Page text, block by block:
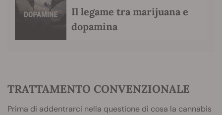
Il legame tra marijuana e
dopamina
TRATTAMENTO CONVENZIONALE
Prima di addentrarci nella questione di cosa la cannabis